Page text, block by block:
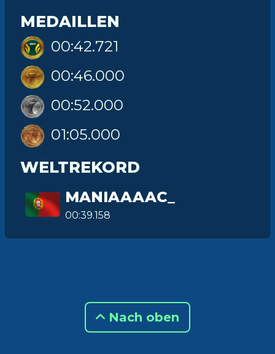
MEDAILLEN
00:42.721
00:46.000
00:52.000
01:05.000
WELTREKORD
MANIAAAAC_
00:39.158
Nach oben